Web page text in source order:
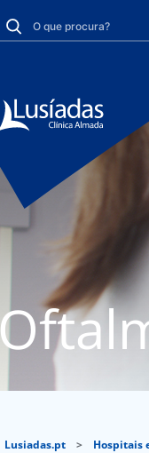
Lusiadas.pt > Hospitais